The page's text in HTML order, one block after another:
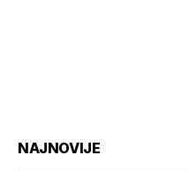
NAJNOVIJE